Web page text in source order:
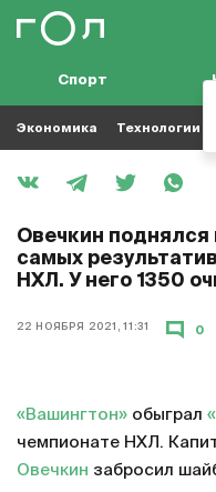
Спорт
Экономика Технологии
Овечкин поднялся
самых
НХЛ. У него 1350
22 НОЯБРЯ 2021, 11:31 0
«Вашингтон» обыграл
чемпионате НХЛ.
Овечкин забросил